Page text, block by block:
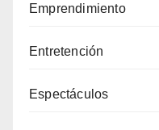
Emprendimiento
Entretención
Espectáculos